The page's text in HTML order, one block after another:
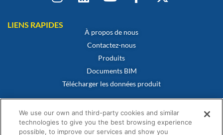
LIENS RAPIDES
À propos de nous
Contactez-nous
Produits
Documents BIM
Télécharger les données produit
POLITIQUES
Certificat de conformité
Politique en matière de cookies
We use our own and third-party cookies and similar
technologies to give you the best browsing experience
possible, to improve our services and show you